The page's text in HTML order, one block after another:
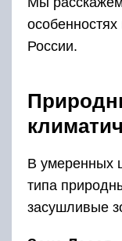
особенностях
России.
В умеренных
типа
засушливые